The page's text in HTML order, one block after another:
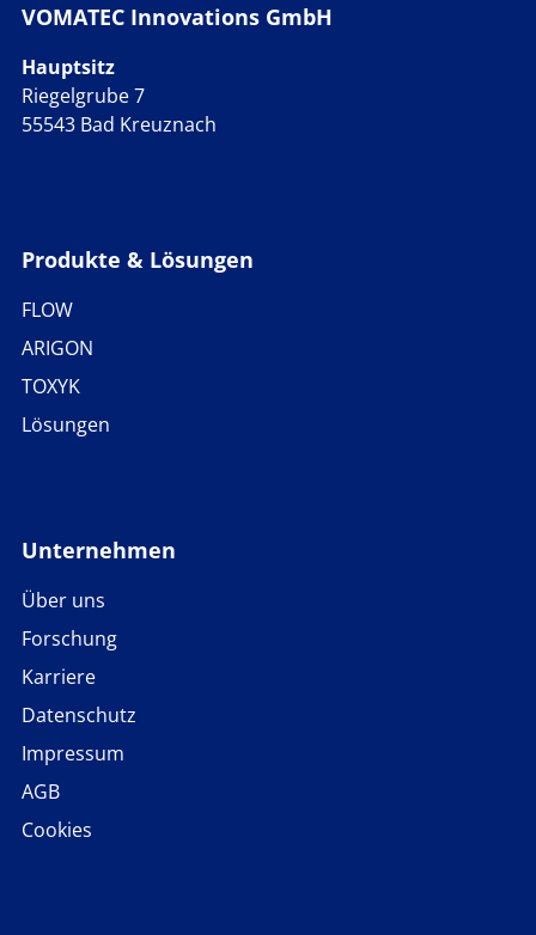
VOMATEC Innovations GmbH
Hauptsitz
Riegelgrube 7
55543 Bad Kreuznach
Produkte & Lösungen
FLOW
ARIGON
TOXYK
Lösungen
Unternehmen
Über uns
Forschung
Karriere
Datenschutz
Impressum
AGB
Cookies